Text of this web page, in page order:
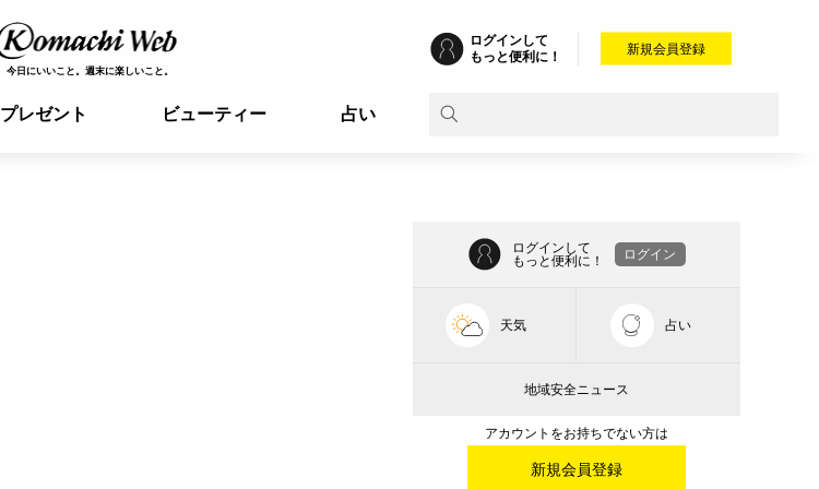
今日にいいこと。週末に楽しいこと。
ログインして
もっと便利に！
新規会員登録
プレゼント ビューティー 占い
ログインして
もっと便利に！
ログイン
天気 占い
地域安全ニュース
アカウントをお持ちでない方は
新規会員登録